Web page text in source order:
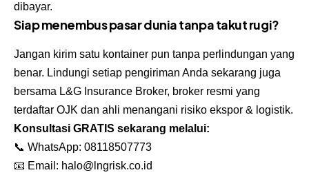
dibayar.
Siap menembus pasar dunia tanpa takut rugi?
Jangan kirim satu kontainer pun tanpa perlindungan yang
benar. Lindungi setiap pengiriman Anda sekarang juga
bersama L&G Insurance Broker, broker resmi yang
terdaftar OJK dan ahli menangani risiko ekspor & logistik.
Konsultasi GRATIS sekarang melalui:
📞 WhatsApp: 08118507773
📧 Email: halo@lngrisk.co.id